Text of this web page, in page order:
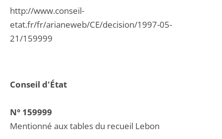
Conseil d'État
N° 159999
Mentionné aux tables du recueil Lebon
http://www.conseil-
etat.fr/fr/arianeweb/CE/decision/1997-05-
21/159999